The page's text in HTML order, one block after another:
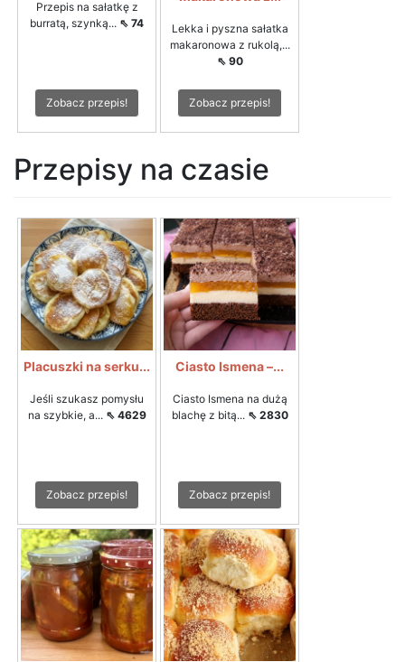
Przepis na sałatkę z
burratą, szynką... ⇖ 74
Zobacz przepis!
Lekka i pyszna sałatka
makaronowa z rukolą,...
⇖ 90
Zobacz przepis!
Przepisy na czasie
Placuszki na serku...
Jeśli szukasz pomysłu
na szybkie, a... ⇖ 4629
Zobacz przepis!
Ciasto Ismena –...
Ciasto Ismena na dużą
blachę z bitą... ⇖ 2830
Zobacz przepis!